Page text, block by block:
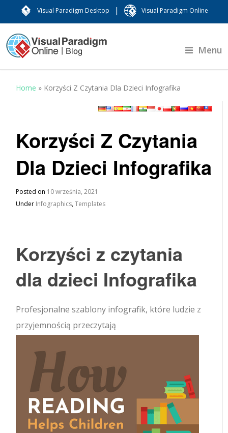
Visual Paradigm Desktop | Visual Paradigm Online
Menu
Home » Korzyści Z Czytania Dla Dzieci Infografika
Korzyści Z Czytania
Dla Dzieci Infografika
Posted on 10 września, 2021
Under Infographics,Templates
Korzyści z czytania
dla dzieci Infografika
Profesjonalne szablony infografik, które ludzie z
przyjemnością przeczytają